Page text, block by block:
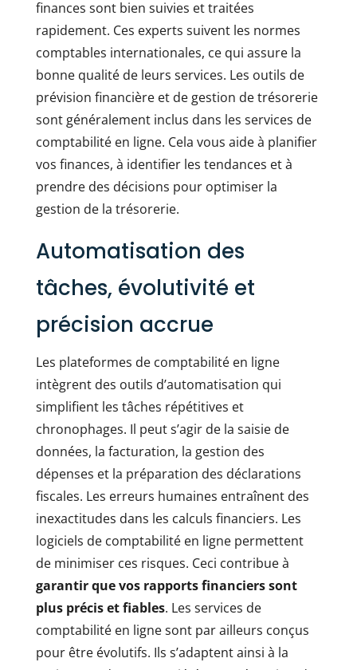
finances sont bien suivies et traitées
rapidement. Ces experts suivent les normes
comptables internationales, ce qui assure la
bonne qualité de leurs services. Les outils de
prévision financière et de gestion de trésorerie
sont généralement inclus dans les services de
comptabilité en ligne. Cela vous aide à planifier
vos finances, à identifier les tendances et à
prendre des décisions pour optimiser la
gestion de la trésorerie.
Automatisation des
tâches, évolutivité et
précision accrue
Les plateformes de comptabilité en ligne
intègrent des outils d’automatisation qui
simplifient les tâches répétitives et
chronophages. Il peut s’agir de la saisie de
données, la facturation, la gestion des
dépenses et la préparation des déclarations
fiscales. Les erreurs humaines entraînent des
inexactitudes dans les calculs financiers. Les
logiciels de comptabilité en ligne permettent
de minimiser ces risques. Ceci contribue à
garantir que vos rapports financiers sont
plus précis et fiables. Les services de
comptabilité en ligne sont par ailleurs conçus
pour être évolutifs. Ils s’adaptent ainsi à la